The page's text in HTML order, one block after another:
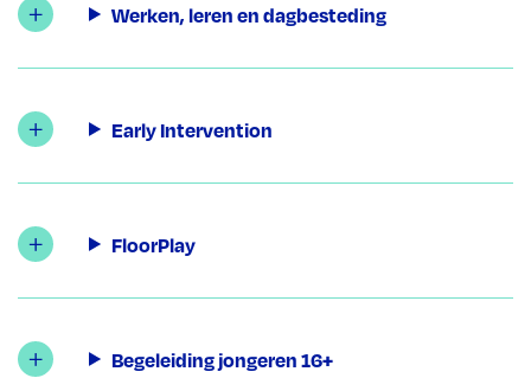
Werken, leren en dagbesteding
Early Intervention
FloorPlay
Begeleiding jongeren 16+